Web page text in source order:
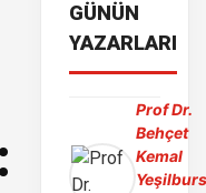
GÜNÜN
YAZARLARI
Prof Dr.
Behçet
Kemal